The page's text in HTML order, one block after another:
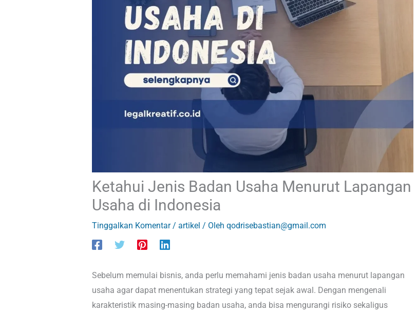
Ketahui Jenis Badan Usaha Menurut Lapangan
Usaha di Indonesia
Tinggalkan Komentar / artikel / Oleh qodrisebastian@gmail.com
Sebelum memulai bisnis, anda perlu memahami jenis badan usaha menurut lapangan
usaha agar dapat menentukan strategi yang tepat sejak awal. Dengan mengenali
karakteristik masing-masing badan usaha, anda bisa mengurangi risiko sekaligus